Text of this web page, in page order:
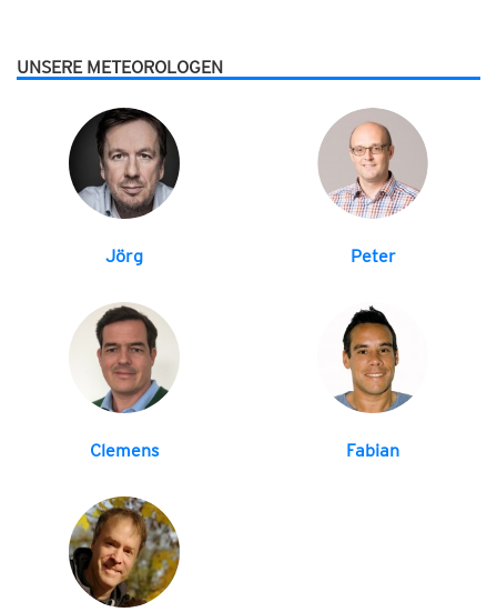
UNSERE METEOROLOGEN
Jörg Peter
Clemens Fabian